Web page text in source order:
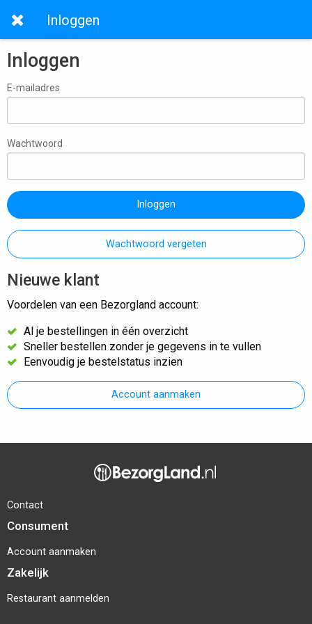
Inloggen
Inloggen
E-mailadres
Wachtwoord
Inloggen
Wachtwoord vergeten
Nieuwe klant
Voordelen van een Bezorgland account:
Al je bestellingen in één overzicht
Sneller bestellen zonder je gegevens in te vullen
Eenvoudig je bestelstatus inzien
Account aanmaken
Contact
Consument
Account aanmaken
Zakelijk
Restaurant aanmelden